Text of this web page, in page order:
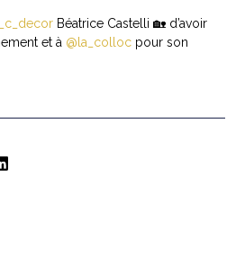
Béatrice Castelli 🏡 d’avoir
et à @la_colloc pour son